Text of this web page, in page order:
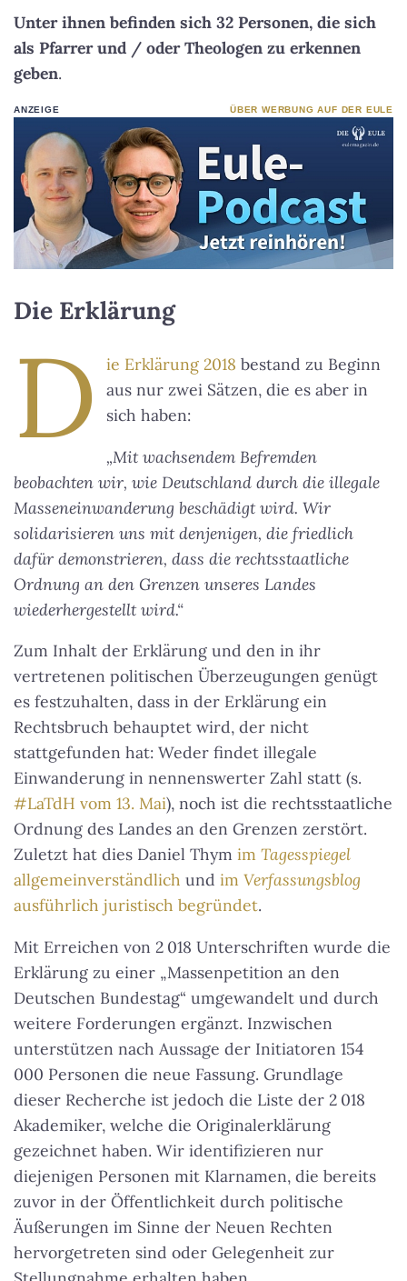
Unter ihnen befinden sich 32 Personen, die sich
als Pfarrer und / oder Theologen zu erkennen
geben.
ANZEIGE ÜBER WERBUNG AUF DER EULE
Die Erklärung
D ie Erklärung 2018 bestand zu Beginn
aus nur zwei Sätzen, die es aber in
sich haben:
„Mit wachsendem Befremden
beobachten wir, wie Deutschland durch die illegale
Masseneinwanderung beschädigt wird. Wir
solidarisieren uns mit denjenigen, die friedlich
dafür demonstrieren, dass die rechtsstaatliche
Ordnung an den Grenzen unseres Landes
wiederhergestellt wird.“
Zum Inhalt der Erklärung und den in ihr
vertretenen politischen Überzeugungen genügt
es festzuhalten, dass in der Erklärung ein
Rechtsbruch behauptet wird, der nicht
stattgefunden hat: Weder findet illegale
Einwanderung in nennenswerter Zahl statt (s.
#LaTdH vom 13. Mai), noch ist die rechtsstaatliche
Ordnung des Landes an den Grenzen zerstört.
Zuletzt hat dies Daniel Thym im Tagesspiegel
allgemeinverständlich und im Verfassungsblog
ausführlich juristisch begründet.
Mit Erreichen von 2 018 Unterschriften wurde die
Erklärung zu einer „Massenpetition an den
Deutschen Bundestag“ umgewandelt und durch
weitere Forderungen ergänzt. Inzwischen
unterstützen nach Aussage der Initiatoren 154
000 Personen die neue Fassung. Grundlage
dieser Recherche ist jedoch die Liste der 2 018
Akademiker, welche die Originalerklärung
gezeichnet haben. Wir identifizieren nur
diejenigen Personen mit Klarnamen, die bereits
zuvor in der Öffentlichkeit durch politische
Äußerungen im Sinne der Neuen Rechten
hervorgetreten sind oder Gelegenheit zur